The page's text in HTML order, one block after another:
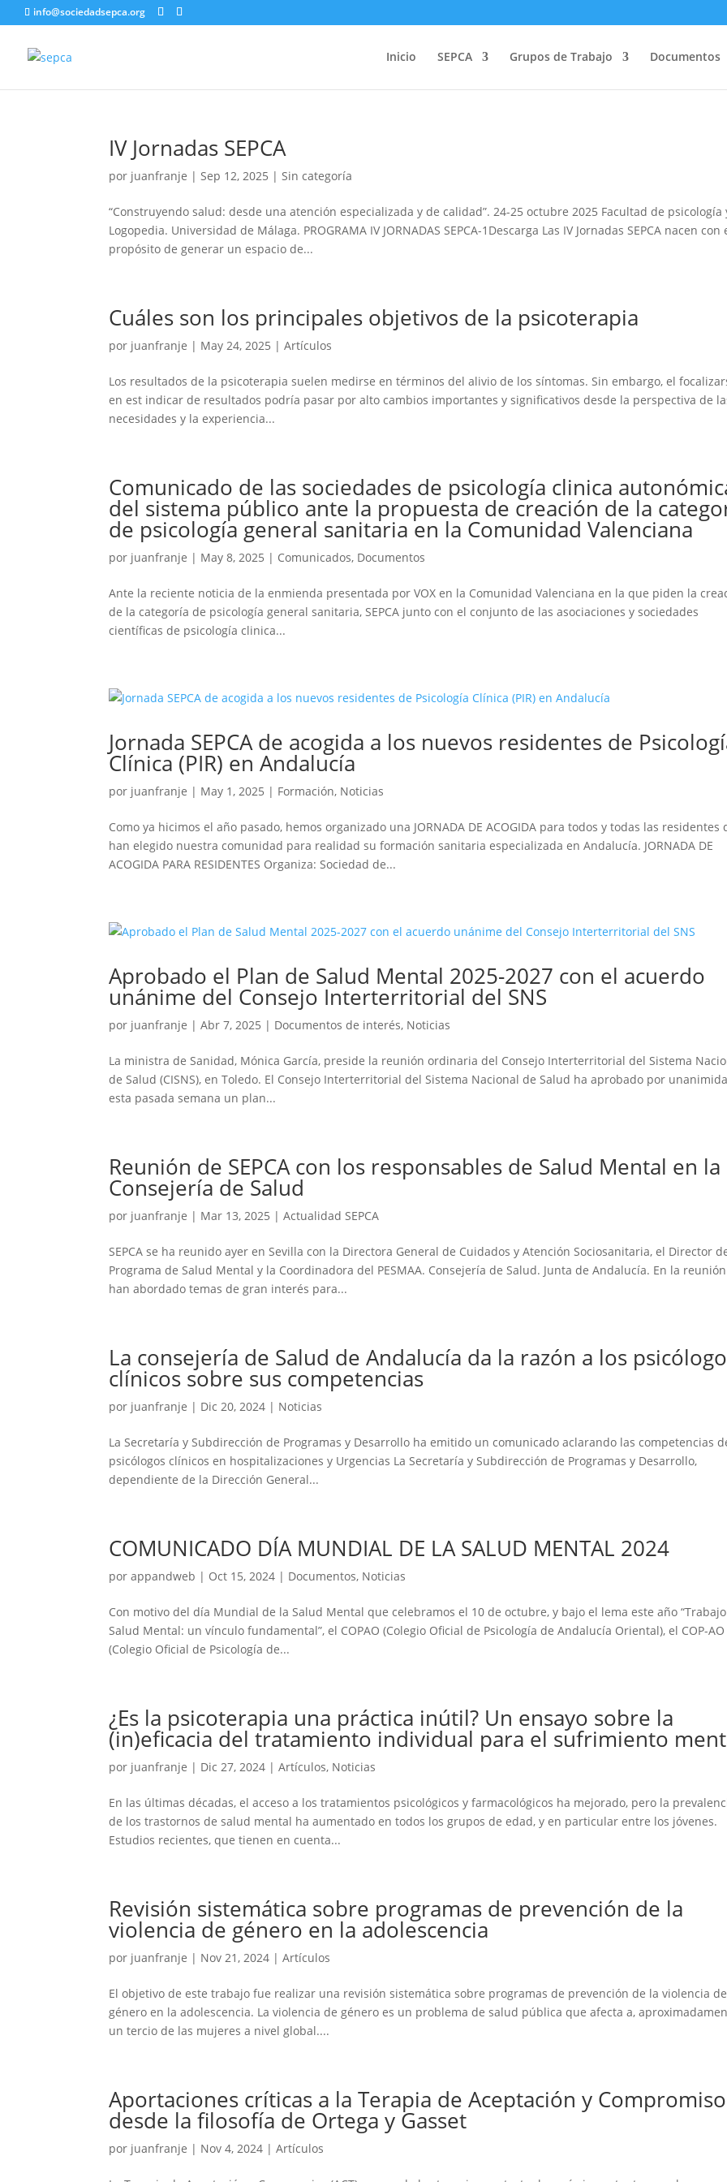
info@sociedadsepca.org
Inicio SEPCA Grupos de Trabajo Documentos
IV Jornadas SEPCA
por juanfranje |Sep 12, 2025 | Sin categoría
“Construyendo salud: desde una atención especializada y de calidad”. 24-25 octubre 2025 Facultad de psicología
Logopedia. Universidad de Málaga. PROGRAMA IV JORNADAS SEPCA-1Descarga Las IV Jornadas SEPCA nacen con
propósito de generar un espacio de...
Cuáles son los principales objetivos de la psicoterapia
por juanfranje | May 24, 2025 |Artículos
Los resultados de la psicoterapia suelen medirse en términos del alivio de los síntomas. Sin embargo, el
en est indicar de resultados podría pasar por alto cambios importantes y significativos desde la perspectiva de
necesidades y la experiencia...
Comunicado de las sociedades de psicología clinica
del sistema público ante la propuesta de creación de la
de psicología general sanitaria en la Comunidad Valenciana
por juanfranje | May 8, 2025 | Comunicados, Documentos
Ante la reciente noticia de la enmienda presentada por VOX en la Comunidad Valenciana en la que piden la
de la categoría de psicología general sanitaria, SEPCA junto con el conjunto de las asociaciones y sociedades
científicas de psicología clinica...
Jornada SEPCA de acogida a los nuevos residentes de
Clínica (PIR) en Andalucía
por juanfranje | May 1, 2025 | Formación, Noticias
Como ya hicimos el año pasado, hemos organizado una JORNADA DE ACOGIDA para todos y todas las residentes
han elegido nuestra comunidad para realidad su formación sanitaria especializada en Andalucía. JORNADA DE
ACOGIDA PARA RESIDENTES Organiza: Sociedad de...
Aprobado el Plan de Salud Mental 2025-2027 con el acuerdo
unánime del Consejo Interterritorial del SNS
por juanfranje |Abr 7, 2025 | Documentos de interés, Noticias
La ministra de Sanidad, Mónica García, preside la reunión ordinaria del Consejo Interterritorial del Sistema
de Salud (CISNS), en Toledo. El Consejo Interterritorial del Sistema Nacional de Salud ha aprobado por
esta pasada semana un plan...
Reunión de SEPCA con los responsables de Salud Mental en la
Consejería de Salud
por juanfranje | Mar 13, 2025 |Actualidad SEPCA
SEPCA se ha reunido ayer en Sevilla con la Directora General de Cuidados y Atención Sociosanitaria, el Director
Programa de Salud Mental y la Coordinadora del PESMAA. Consejería de Salud. Junta de Andalucía. En la
han abordado temas de gran interés para...
La consejería de Salud de Andalucía da la razón a los
clínicos sobre sus competencias
por juanfranje | Dic 20, 2024 | Noticias
La Secretaría y Subdirección de Programas y Desarrollo ha emitido un comunicado aclarando las competencias
psicólogos clínicos en hospitalizaciones y Urgencias La Secretaría y Subdirección de Programas y Desarrollo,
dependiente de la Dirección General...
COMUNICADO DÍA MUNDIAL DE LA SALUD MENTAL 2024
porappandweb | Oct 15, 2024 | Documentos, Noticias
Con motivo del día Mundial de la Salud Mental que celebramos el 10 de octubre, y bajo el lema este año
Salud Mental: un vínculo fundamental”, el COPAO (Colegio Oficial de Psicología de Andalucía Oriental), el COP-AO
(Colegio Oficial de Psicología de...
¿Es la psicoterapia una práctica inútil? Un ensayo sobre la
(in)eficacia del tratamiento individual para el sufrimiento
por juanfranje | Dic 27, 2024 |Artículos, Noticias
En las últimas décadas, el acceso a los tratamientos psicológicos y farmacológicos ha mejorado, pero la
de los trastornos de salud mental ha aumentado en todos los grupos de edad, y en particular entre los jóvenes.
Estudios recientes, que tienen en cuenta...
Revisión sistemática sobre programas de prevención de la
violencia de género en la adolescencia
por juanfranje | Nov 21, 2024 |Artículos
El objetivo de este trabajo fue realizar una revisión sistemática sobre programas de prevención de la violencia de
género en la adolescencia. La violencia de género es un problema de salud pública que afecta a,
un tercio de las mujeres a nivel global....
Aportaciones críticas a la Terapia de Aceptación y Compromiso
desde la filosofía de Ortega y Gasset
por juanfranje | Nov 4, 2024 |Artículos